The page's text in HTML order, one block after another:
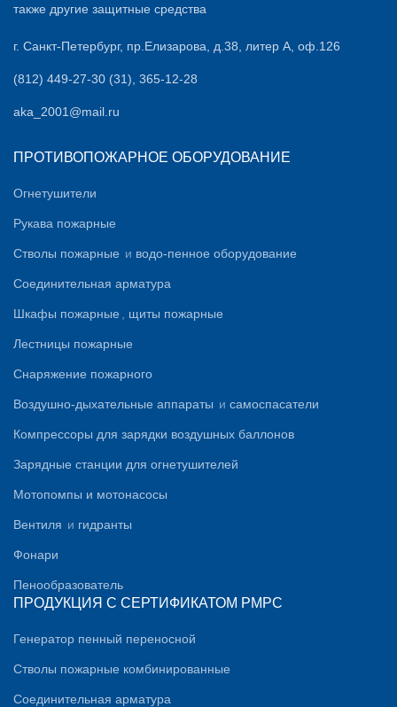
также другие защитные средства
г. Санкт-Петербург, пр.Елизарова, д.38, литер А, оф.126
(812) 449-27-30 (31), 365-12-28
aka_2001@mail.ru
ПРОТИВОПОЖАРНОЕ ОБОРУДОВАНИЕ
Огнетушители
Рукава пожарные
Стволы пожарные и водо-пенное оборудование
Соединительная арматура
Шкафы пожарные щиты пожарные
Лестницы пожарные
Снаряжение пожарного
Воздушно-дыхательные аппараты и самоспасатели
Компрессоры для зарядки воздушных баллонов
Зарядные станции для огнетушителей
Мотопомпы и мотонасосы
Вентиля и гидранты
Фонари
Пенообразователь
ПРОДУКЦИЯ С СЕРТИФИКАТОМ PMPC
Генератор пенный переносной
Стволы пожарные комбинированные
Соединительная арматура